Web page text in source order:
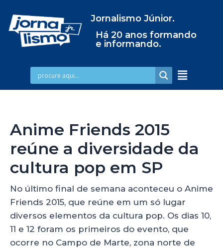
Jornalismo Júnior.
Há 20 anos formando
e informando.
Anime Friends 2015
reúne a diversidade da
cultura pop em SP
No último final de semana aconteceu o Anime
Friends 2015, que reúne em um só lugar
diversos elementos da cultura pop. Os dias 10,
11 e 12 foram os primeiros do evento, que
ocorre no Campo de Marte, zona norte de